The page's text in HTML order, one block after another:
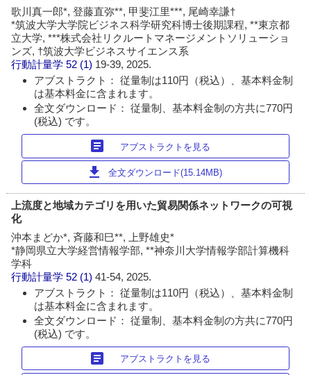
歌川真一郎*, 登藤直弥**, 甲斐江里***, 尾崎幸謙†
*筑波大学大学院ビジネス科学研究科博士後期課程, **東京都
立大学, ***株式会社リクルートマネージメントソリューショ
ンズ, †筑波大学ビジネスサイエンス系
行動計量学 52 (1) 19-39, 2025.
アブストラクト： 従量制は110円（税込）、基本料金制
は基本料金に含まれます。
全文ダウンロード： 従量制、基本料金制の方共に770円
(税込) です。
article アブストラクトを見る
download 全文ダウンロード(15.14MB)
上流度と地域カテゴリを用いた貿易関係ネットワークの可視
化
沖本まどか*, 斉藤和巳**, 上野雄史*
*静岡県立大学経営情報学部, **神奈川大学情報学部計算機科
学科
行動計量学 52 (1)41-54, 2025.
アブストラクト： 従量制は110円（税込）、基本料金制
は基本料金に含まれます。
全文ダウンロード： 従量制、基本料金制の方共に770円
(税込) です。
article アブストラクトを見る